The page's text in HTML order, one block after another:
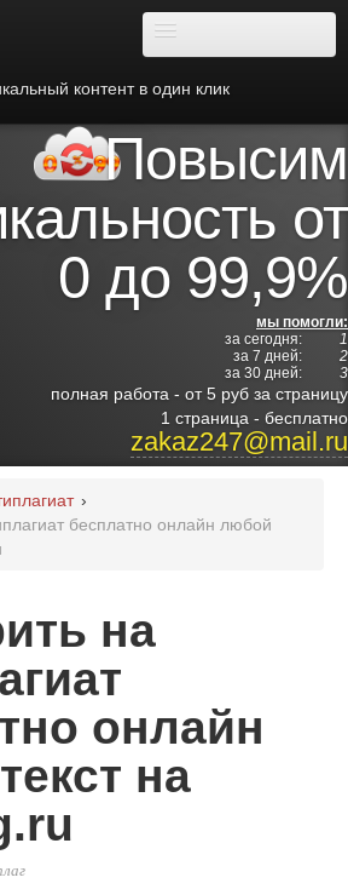
контент в один клик
Повысим
от
0 до 99,9%
мы помогли:
за сегодня:
1
за 7 дней:
2
за 30 дней:
3
полная работа - от 5 руб за страницу
1 страница - бесплатно
zakaz247@mail.ru
›
бесплатно онлайн любой
на
онлайн
на